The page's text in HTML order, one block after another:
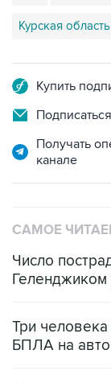
Курская область
Купить
Получать
канале
САМОЕ
Число
Геленджиком
Три
БПЛА на